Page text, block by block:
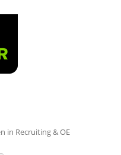
in Recruiting & OE